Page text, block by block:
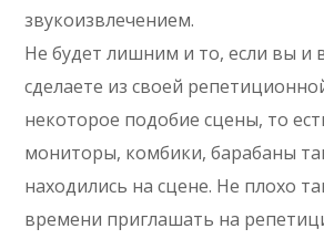
звукоизвлечением.
Не будет лишним и то, если вы и
сделаете из своей
некоторое подобие сцены, то
мониторы, комбики, барабаны
находились на сцене. Не плохо
времени приглашать на